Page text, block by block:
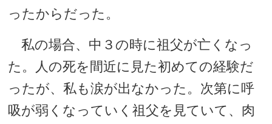
ったからだった。
私の場合、中３の時に祖父が亡くなっ
た。人の死を間近に見た初めての経験だ
ったが、私も涙が出なかった。次第に呼
吸が弱くなっていく祖父を見ていて、肉